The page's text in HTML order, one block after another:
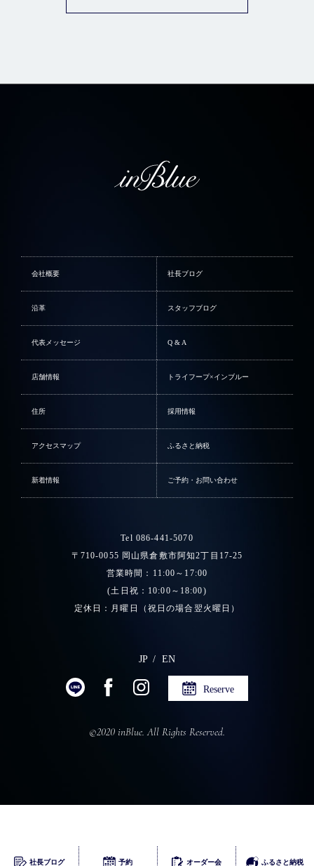
会社概要 社長ブログ
沿革 スタッフブログ
代表メッセージ Q & A
店舗情報 トライフープ×インブルー
住所 採用情報
アクセスマップ ふるさと納税
新着情報 ご予約・お問い合わせ
Tel 086-441-5070
〒710-0055 岡山県倉敷市阿知2丁目17-25
営業時間：11:00～17:00
(土日祝：10:00～18:00)
定休日：月曜日（祝日の場合翌火曜日）
JP EN
Reserve
©2020 inBlue. All Rights Reserved.
ふるさとチョイス
社長ブログ 予約 オーダー会 ふるさと納税